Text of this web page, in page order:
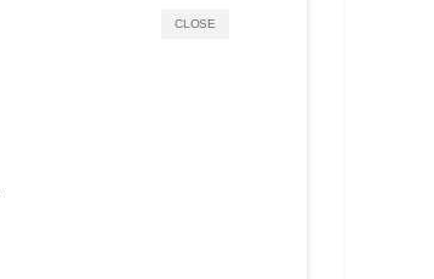
CLOSE